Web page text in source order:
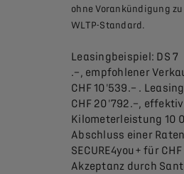
ohne Vorankündigung
WLTP-Standard.
Leasingbeispiel: DS 7
.–, empfohlener
CHF 10'539.– .
CHF 20'792.–,
Kilometerleistung 10
Abschluss einer
SECURE4you+ für
Akzeptanz durch